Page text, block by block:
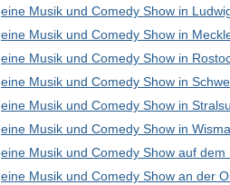
eine Musik und Comedy Show in
eine Musik und Comedy Show in
eine Musik und Comedy Show in
eine Musik und Comedy Show in
eine Musik und Comedy Show in
eine Musik und Comedy Show in
eine Musik und Comedy Show auf dem
eine Musik und Comedy Show an der